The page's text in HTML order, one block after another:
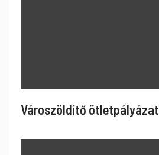
Városzöldítő ötletpályázat